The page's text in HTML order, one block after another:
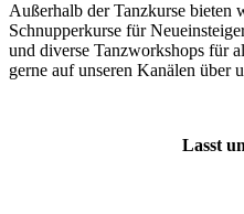
Außerhalb der Tanzkurse bieten
Schnupperkurse für
und diverse Tanzworkshops für
gerne auf unseren Kanälen über
Lasst